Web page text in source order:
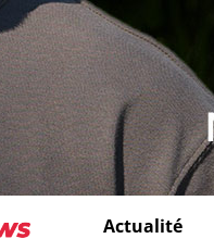
Actualité